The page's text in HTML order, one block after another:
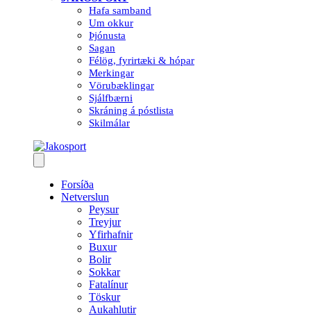
Hafa samband
Um okkur
Þjónusta
Sagan
Félög, fyrirtæki & hópar
Merkingar
Vörubæklingar
Sjálfbærni
Skráning á póstlista
Skilmálar
Forsíða
Netverslun
Peysur
Treyjur
Yfirhafnir
Buxur
Bolir
Sokkar
Fatalínur
Töskur
Aukahlutir